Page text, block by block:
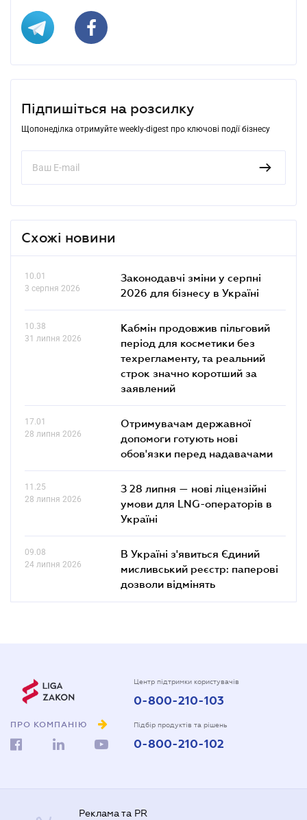
Підпишіться на розсилку
Щопонеділка отримуйте weekly-digest про ключові події бізнесу
Схожі новини
10.01
3 серпня 2026
Законодавчі зміни у серпні
2026 для бізнесу в Україні
10.38
31 липня 2026
Кабмін продовжив пільговий
період для косметики без
техрегламенту, та реальний
строк значно коротший за
заявлений
17.01
28 липня 2026
Отримувачам державної
допомоги готують нові
обов'язки перед надавачами
11.25
28 липня 2026
З 28 липня — нові ліцензійні
умови для LNG-операторів в
Україні
09.08
24 липня 2026
В Україні з'явиться Єдиний
мисливський реєстр: паперові
дозволи відмінять
ПРО КОМПАНІЮ
Центр підтримки користувачів
0-800-210-103
Підбір продуктів та рішень
0-800-210-102
Реклама та PR